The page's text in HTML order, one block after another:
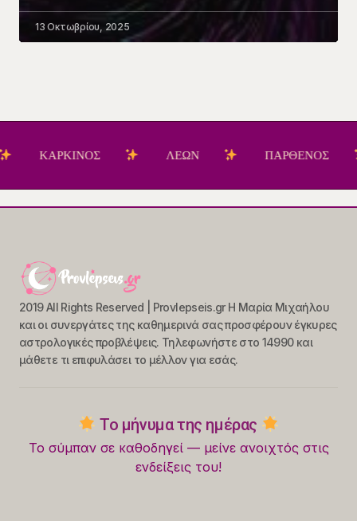
13 Οκτωβρίου, 2025
ΛΕΩΝ ΠΑΡΘΕΝΟΣ
2019 All Rights Reserved | Provlepseis.gr Η Μαρία Μιχαήλου
και οι συνεργάτες της καθημερινά σας προσφέρουν έγκυρες
αστρολογικές προβλέψεις. Τηλεφωνήστε στο 14990 και
μάθετε τι επιφυλάσει το μέλλον για εσάς.
Το μήνυμα της ημέρας
Το σύμπαν σε καθοδηγεί — μείνε ανοιχτός στις
ενδείξεις του!